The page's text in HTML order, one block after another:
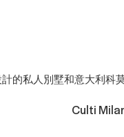
的私人別墅和意大利科
Culti